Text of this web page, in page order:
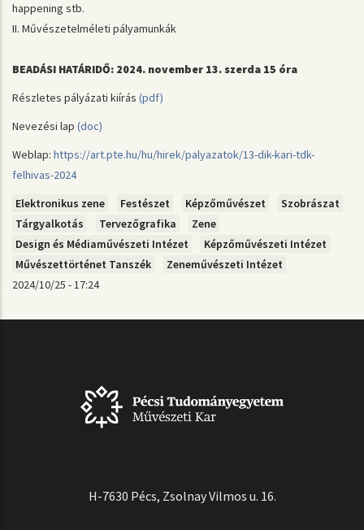
happening stb.
II. Művészetelméleti pályamunkák
BEADÁSI HATÁRIDŐ: 2024. november 13. szerda 15 óra
Részletes pályázati kiírás (pdf)
Nevezési lap (doc)
Weblap: https://art.pte.hu/hu/hirek/palyazatok/13-dik-kari-tdk-
felhivas-2024
Elektronikus zene
Festészet Képzőművészet
Szobrászat
Tárgyalkotás
Tervezőgrafika
Zene
Design és Médiaművészeti Intézet
Képzőművészeti Intézet
Művészettörténet Tanszék
Zeneművészeti Intézet
2024/10/25 - 17:24
H-7630 Pécs, Zsolnay Vilmos u. 16.